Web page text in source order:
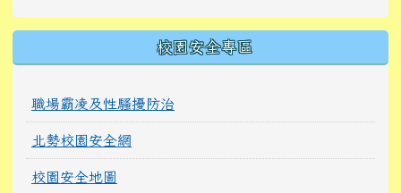
校園安全專區
職場霸凌及性騷擾防治
北勢校園安全網
校園安全地圖